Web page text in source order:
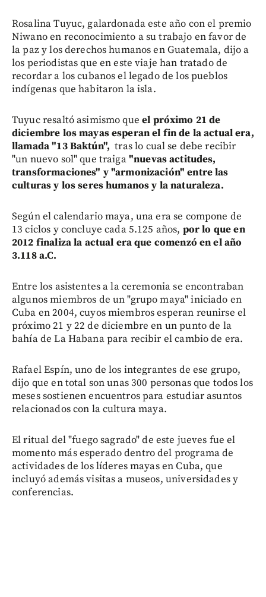
Rosalina Tuyuc, galardonada este año con el premio
Niwano en reconocimiento a su trabajo en favor de
la paz y los derechos humanos en Guatemala, dijo a
los periodistas que en este viaje han tratado de
recordar a los cubanos el legado de los pueblos
indígenas que habitaron la isla.
Tuyuc resaltó asimismo queel próximo 21 de
diciembre los mayas esperan el fin de la actual era,
llamada "13 Baktún", tras lo cual se debe recibir
"un nuevo sol" que traiga"nuevas actitudes,
transformaciones" y "armonización" entre las
culturas y los seres humanos y la naturaleza.
Según el calendario maya, una era se compone de
13 ciclos y concluye cada 5.125 años, por lo que en
2012 finaliza la actual era que comenzó en el año
3.118 a.C.
Entre los asistentes a la ceremonia se encontraban
algunos miembros de un "grupo maya" iniciado en
Cuba en 2004, cuyos miembros esperan reunirse el
próximo 21 y 22 de diciembre en un punto de la
bahía de La Habana para recibir el cambio de era.
Rafael Espín, uno de los integrantes de ese grupo,
dijo que en total son unas 300 personas que todos los
meses sostienen encuentros para estudiar asuntos
relacionados con la cultura maya.
El ritual del "fuego sagrado" de este jueves fue el
momento más esperado dentro del programa de
actividades de los líderes mayas en Cuba, que
incluyó además visitas a museos, universidades y
conferencias.